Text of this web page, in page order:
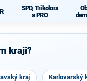
SPD, Trikolora
a PRO
kraji?
kraj Karlovarský